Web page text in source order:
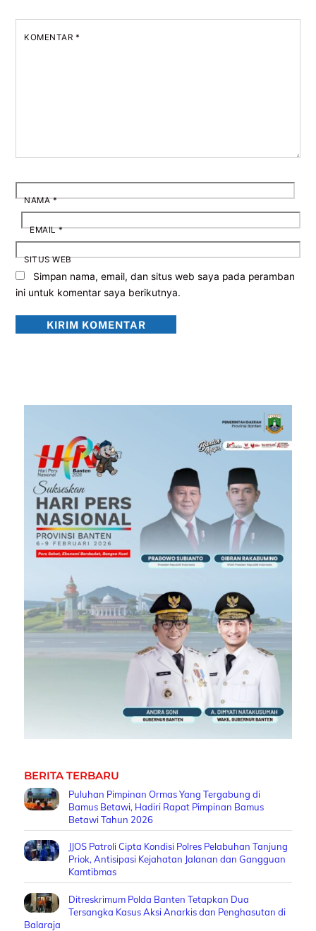
KOMENTAR *
NAMA*
EMAIL*
SITUS WEB
Simpan nama, email, dan situs web saya pada peramban
ini untuk komentar saya berikutnya.
BERITA TERBARU
Puluhan Pimpinan Ormas Yang Tergabung di
Bamus Betawi, Hadiri Rapat Pimpinan Bamus
Betawi Tahun 2026
JJOS Patroli Cipta Kondisi Polres Pelabuhan Tanjung
Priok, Antisipasi Kejahatan Jalanan dan Gangguan
Kamtibmas
Ditreskrimum Polda Banten Tetapkan Dua
Tersangka Kasus Aksi Anarkis dan Penghasutan di
Balaraja